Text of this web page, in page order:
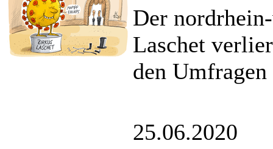
Der
Laschet
den
25.06.2020